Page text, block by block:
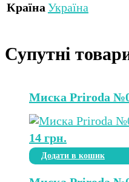
Країна Україна
Супутні
Миска Priroda №0
14 грн.
Додати в кошик